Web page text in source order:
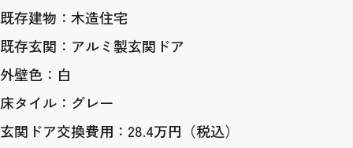
既存建物：木造住宅
既存玄関：アルミ製玄関ドア
外壁色：白
床タイル：グレー
玄関ドア交換費用：28.4万円 （税込）